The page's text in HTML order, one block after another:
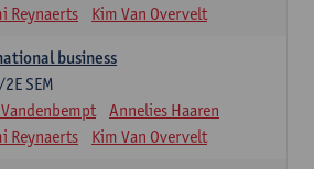
Reynaerts
Kim Van Overvelt
business
SEM
Annelies Haaren
Reynaerts
Kim Van Overvelt